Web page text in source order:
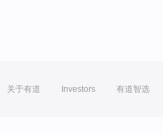
关于有道 Investors 有道智选